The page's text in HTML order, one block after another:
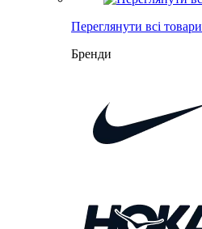
Переглянути всі товари
Бренди